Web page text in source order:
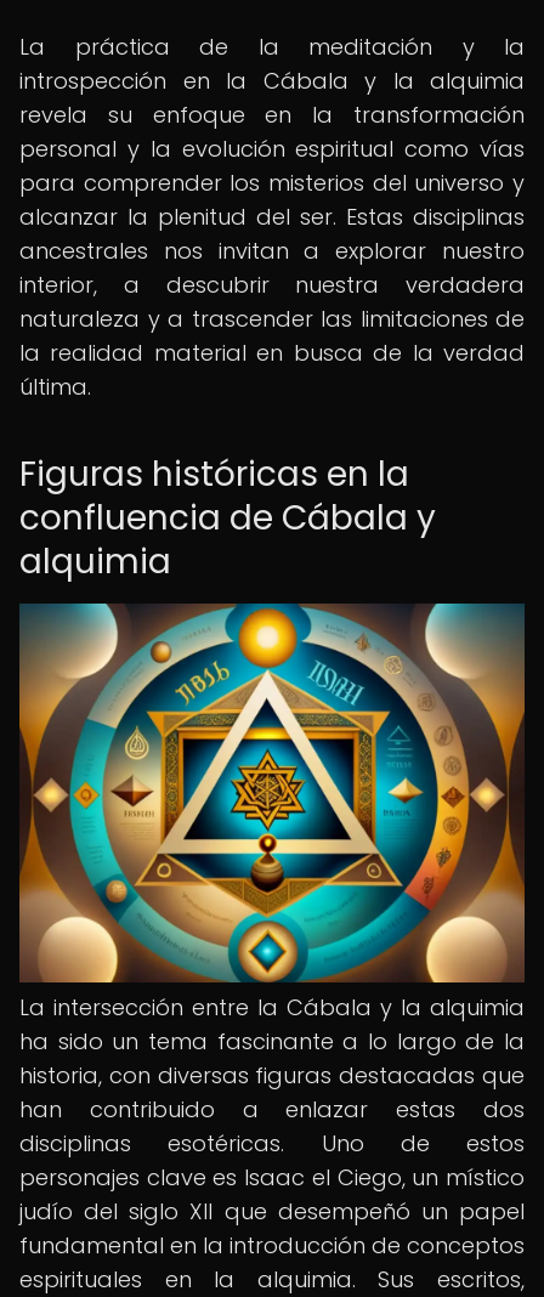
La práctica de la meditación y la
introspección en la Cábala y la alquimia
revela su enfoque en la transformación
personal y la evolución espiritual como vías
para comprender los misterios del universo y
alcanzar la plenitud del ser. Estas disciplinas
ancestrales nos invitan a explorar nuestro
interior, a descubrir nuestra verdadera
naturaleza y a trascender las limitaciones de
la realidad material en busca de la verdad
última.
Figuras históricas en la
confluencia de Cábala y
alquimia
La intersección entre la Cábala y la alquimia
ha sido un tema fascinante a lo largo de la
historia, con diversas figuras destacadas que
han contribuido a enlazar estas dos
disciplinas esotéricas. Uno de estos
personajes clave es Isaac el Ciego, un místico
judío del siglo XII que desempeñó un papel
fundamental en la introducción de conceptos
espirituales en la alquimia. Sus escritos,